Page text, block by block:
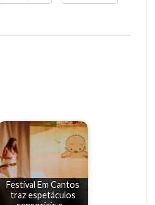
Festival Em Cantos
traz espetáculos